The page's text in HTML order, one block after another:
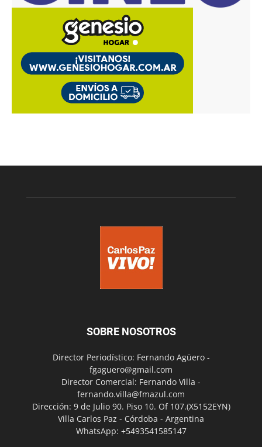
SOBRE NOSOTROS
Director Periodístico: Fernando Agüero -
fgaguero@gmail.com
Director Comercial: Fernando Villa -
fernando.villa@fmazul.com
Dirección: 9 de Julio 90. Piso 10. Of 107.(X5152EYN)
Villa Carlos Paz - Córdoba - Argentina
WhatsApp: +5493541585147